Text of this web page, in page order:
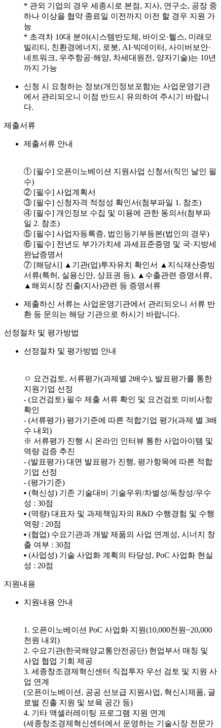
* 관외 기업의 경우 세종시로 본점, 지사, 연구소, 공장 중
하나 이상을 협약 종료일 이전까지 이전 할 경우 지원 가
능
* 초격차 10대 분야(시스템반도체, 바이오·헬스, 미래모
빌리티, 친환경에너지, 로봇, AI·빅데이터, 사이버보안·
네트워크, 우주항공·해양, 차세대원전, 양자기술)는 10년
까지 가능
신청 시 요청하는 정보(개인정보포함)는 사업운영기관
에서 관리되오니 이점 반드시 유의하여 주시기 바랍니
다.
제출서류
제출서류 안내
① [필수] 오픈이노베이션 지원사업 신청서(직인 날인 필
수)
② [필수] 사업계획서
③ [필수] 신청자격 적정성 확인서(첨부파일 1. 참조)
④ [필수] 개인정보 수집 및 이용에 관한 동의서(첨부파
일 2. 참조)
⑤ [필수] 사업자등록증, 법인등기부등본(법인의 경우)
⑥ [필수] 전년도 부가가치세 과세표준증명 및 국·지방세
완납증명서
⑦ [해당시] ▲기관(업)투자유치 확인서 ▲지식재산증빙
서류(특허, 실용신안, 상표권 등), ▲수출관련 증명서류,
▲해외시장 진출(지사)관련 등 증명서류
제출하신 서류는 사업운영기관에서 관리되오니 서류 반
환 등 문의는 해당 기관으로 하시기 바랍니다.
선정절차 및 평가방법
선정절차 및 평가방법 안내
ㅇ 요건검토, 서류평가(과제별 2배수), 발표평가를 통한
지원기업 선정
- (요건검토) 필수 제출 서류 확인 및 요건검토 미비사항
확인
- (서류평가) 평가기준에 따른 적합기업 평가(과제 별 3배
수 내외)
※ 서류평가 진행 시 온라인 인터뷰 통한 사업아이템 및
역량 검증 추진
- (발표평가) 대면 발표평가 진행, 평가항목에 따른 적합
기업 선정
- (평가기준)
▪ (혁신성) 기존 기술대비 기술우위/차별성/독창성/우수
성 : 30점
▪ (역량) 대표자 및 과제책임자의 R&D 수행경험 및 수행
역량 : 20점
▪ (협업) 수요기관과 개발 제품의 사업 연계성, 시너지 창
출 여부 : 30점
▪ (사업성) 기술 사업화 계획의 타당성, PoC 사업화 현실
성 : 20점
지원내용
지원내용 안내
1. 오픈이노베이션 PoC 사업화 지원(10,000천원~20,000
천원 내외)
2. 수요기관(한국해양교통안전공단) 현업부서 매칭 및
사업 협업 기회 제공
3. 세종창조경제혁신센터 직접투자 우선 검토 및 지원 사
업 연계
(오픈이노베이션, 공공 선보급 지원사업, 혁신시제품, 글
로벌 진출 지원 및 보육 공간 등)
4. 기타 액셀러레이팅 프로그램 지원 연계
(세종창조경제혁신센터에서 운영하는 기술시장 전문가